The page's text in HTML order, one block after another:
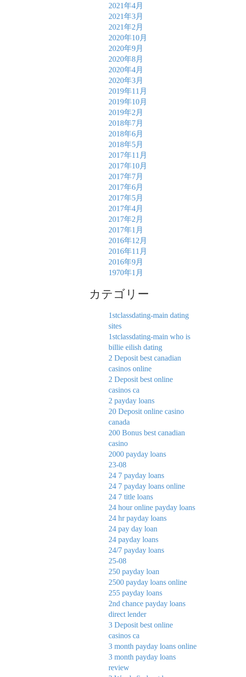
2021年4月
2021年3月
2021年2月
2020年10月
2020年9月
2020年8月
2020年4月
2020年3月
2019年11月
2019年10月
2019年2月
2018年7月
2018年6月
2018年5月
2017年11月
2017年10月
2017年7月
2017年6月
2017年5月
2017年4月
2017年2月
2017年1月
2016年12月
2016年11月
2016年9月
1970年1月
カテゴリー
1stclassdating-main dating
sites
1stclassdating-main who is
billie eilish dating
2 Deposit best canadian
casinos online
2 Deposit best online
casinos ca
2 payday loans
20 Deposit online casino
canada
200 Bonus best canadian
casino
2000 payday loans
23-08
24 7 payday loans
24 7 payday loans online
24 7 title loans
24 hour online payday loans
24 hr payday loans
24 pay day loan
24 payday loans
24/7 payday loans
25-08
250 payday loan
2500 payday loans online
255 payday loans
2nd chance payday loans
direct lender
3 Deposit best online
casinos ca
3 month payday loans online
3 month payday loans
review